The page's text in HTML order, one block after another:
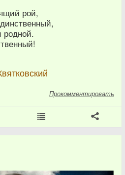
рой,
родной.
Прокомментировать